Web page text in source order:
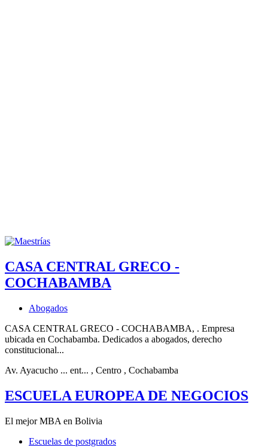
CASA CENTRAL GRECO -
COCHABAMBA
Abogados
CASA CENTRAL GRECO - COCHABAMBA, . Empresa
ubicada en Cochabamba. Dedicados a abogados, derecho
constitucional...
Av. Ayacucho ... ent... , Centro , Cochabamba
ESCUELA EUROPEA DE NEGOCIOS
El mejor MBA en Bolivia
Escuelas de postgrados